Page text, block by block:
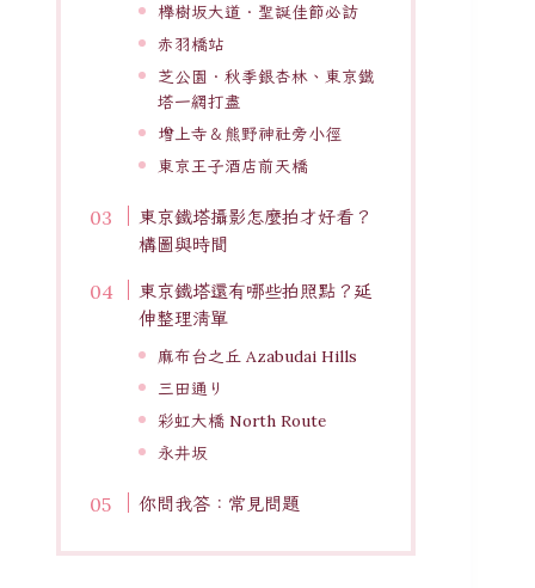
櫸樹坂大道．聖誕佳節必訪
赤羽橋站
芝公園．秋季銀杏林、東京鐵
塔一網打盡
增上寺＆熊野神社旁小徑
東京王子酒店前天橋
東京鐵塔攝影怎麼拍才好看？
構圖與時間
東京鐵塔還有哪些拍照點？延
伸整理清單
麻布台之丘 Azabudai Hills
三田通り
彩虹大橋 North Route
永井坂
你問我答：常見問題